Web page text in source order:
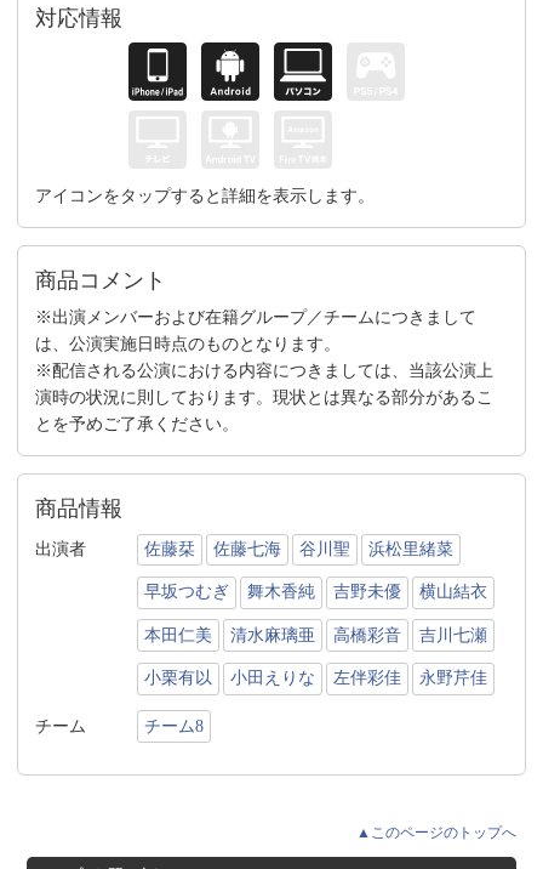
対応情報
アイコンをタップすると詳細を表示します。
商品コメント
※出演メンバーおよび在籍グループ／チームにつきまして
は、公演実施日時点のものとなります。
※配信される公演における内容につきましては、当該公演上
演時の状況に則しております。現状とは異なる部分があるこ
とを予めご了承ください。
商品情報
出演者 佐藤栞 佐藤七海 谷川聖 浜松里緒菜
早坂つむぎ 舞木香純 吉野未優 横山結衣
本田仁美 清水麻璃亜 高橋彩音 吉川七瀬
小栗有以 小田えりな 左伴彩佳 永野芹佳
チーム チーム8
▲このページのトップへ